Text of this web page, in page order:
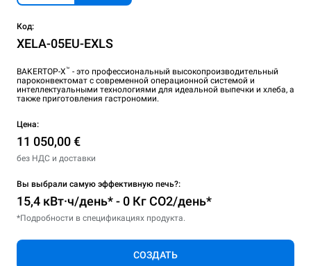
Код:
XELA-05EU-EXLS
BAKERTOP-X™ - это профессиональный высокопроизводительный
пароконвектомат с современной операционной системой и
интеллектуальными технологиями для идеальной выпечки и хлеба, а
также приготовления гастрономии.
Цена:
11 050,00 €
без НДС и доставки
Вы выбрали самую эффективную печь?:
15,4 кВт·ч/день* - 0 Кг CO2/день*
*Подробности в спецификациях продукта.
СОЗДАТЬ